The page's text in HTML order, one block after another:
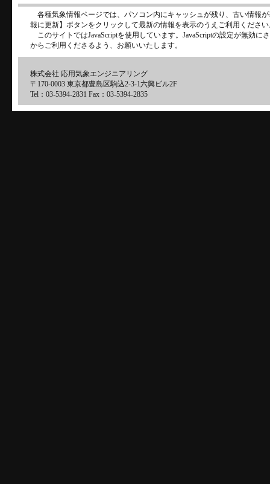
各種気象情報ページでは、パソコン内にキャッシュが残り、古い情報
報に更新】ボタンをクリックして最新の情報を表示のうえご利用くださ
このサイトではJavaScriptを使用しています。JavaScriptの設定が無効
からご利用くださるよう、お願いいたします。
株式会社 応用気象エンジニアリング
〒170-0003 東京都豊島区駒込2-3-1六興ビル2F
Tel：03-5394-2831 Fax：03-5394-2835